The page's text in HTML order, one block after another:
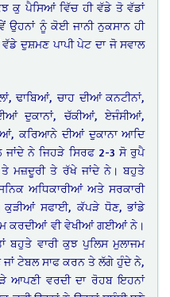
ਕੁ ਪੈਸਿਆਂ ਵਿੱਚ ਹੀ ਵੱਡੇ ਤੋ ਵੱਡਾਂ
ਨੂੰ ਕੋਈ ਜਾਨੀ ਨੁਕਸਾਨ ਹੀ
ਦੁਸ਼ਮਣ ਪਾਪੀ ਪੇਟ ਦਾ ਜੋ ਸਵਾਲ
ਢਾਬਿਆਂ, ਚਾਹ ਦੀਆਂ ਕਨਟੀਨਾਂ,
ਦੁਕਾਨਾਂ, ਚੱਕੀਆਂ, ਏਜੰਸੀਆਂ,
ਕਰਿਆਨੇ ਦੀਆਂ ਦੁਕਾਨਾ ਆਦਿ
ਜਾਂਦੇ ਨੇ ਜਿਹੜੇ ਸਿਰਫ 2-3 ਸੋ ਰੁਪੈ
ਤੇ ਮਜ਼ਦੂਰੀ ਤੇ ਰੱਖੇ ਜਾਂਦੇ ਨੇ। ਬਹੁਤੇ
ਅਧਿਕਾਰੀਆਂ ਅਤੇ ਸਰਕਾਰੀ
ਕੁੜੀਆਂ ਸਫਾਈ, ਕੱਪੜੇ ਧੋਣ, ਭਾਂਡੇ
ਕਰਦੀਆਂ ਵੀ ਵੇਖੀਆਂ ਗਈਆਂ ਨੇ।
ਬਹੁਤੇ ਵਾਰੀ ਕੁਝ ਪੁਲਿਸ ਮੁਲਾਜਮ
ਜਾਂ ਟੇਬਲ ਸਾਫ ਕਰਨ ਤੇ ਲੱਗੇ ਹੁੰਦੇ ਨੇ,
ਆਪਣੀ ਵਰਦੀ ਦਾ ਰੋਹਬ ਇਹਨਾਂ